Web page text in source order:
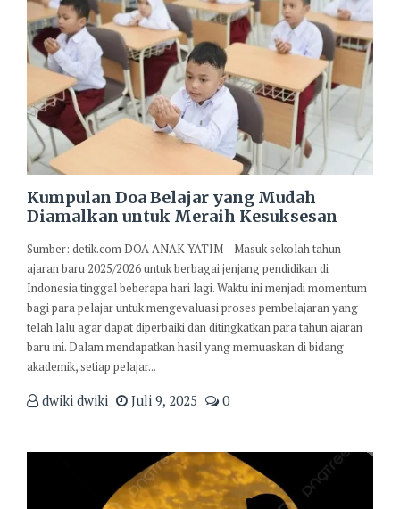
Kumpulan Doa Belajar yang Mudah
Diamalkan untuk Meraih Kesuksesan
Sumber: detik.com DOA ANAK YATIM – Masuk sekolah tahun
ajaran baru 2025/2026 untuk berbagai jenjang pendidikan di
Indonesia tinggal beberapa hari lagi. Waktu ini menjadi momentum
bagi para pelajar untuk mengevaluasi proses pembelajaran yang
telah lalu agar dapat diperbaiki dan ditingkatkan para tahun ajaran
baru ini. Dalam mendapatkan hasil yang memuaskan di bidang
akademik, setiap pelajar...
dwiki dwiki Juli 9, 2025 0